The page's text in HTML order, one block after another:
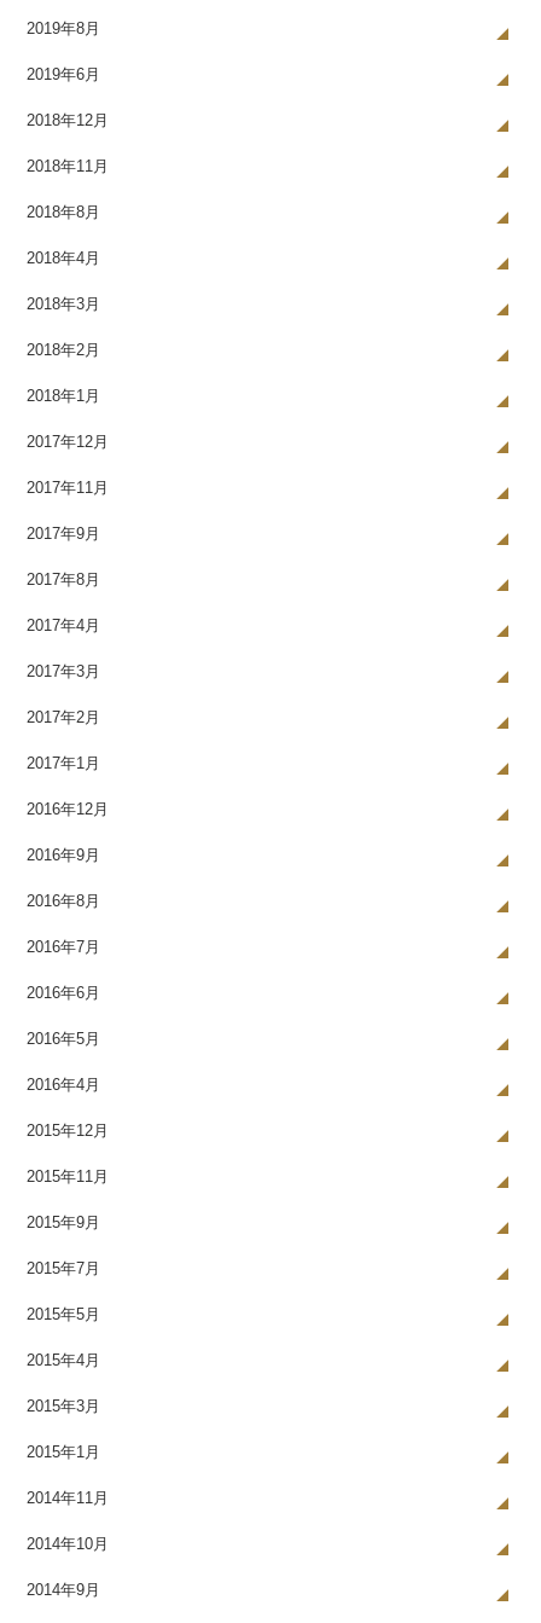
2019年8月
2019年6月
2018年12月
2018年11月
2018年8月
2018年4月
2018年3月
2018年2月
2018年1月
2017年12月
2017年11月
2017年9月
2017年8月
2017年4月
2017年3月
2017年2月
2017年1月
2016年12月
2016年9月
2016年8月
2016年7月
2016年6月
2016年5月
2016年4月
2015年12月
2015年11月
2015年9月
2015年7月
2015年5月
2015年4月
2015年3月
2015年1月
2014年11月
2014年10月
2014年9月